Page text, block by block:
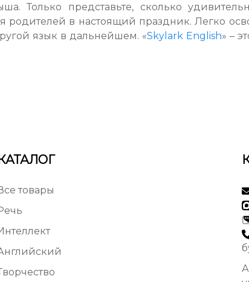
Только представьте, сколько
в настоящий праздник. Легко
язык в дальнейшем. «Skylark English» –
товары